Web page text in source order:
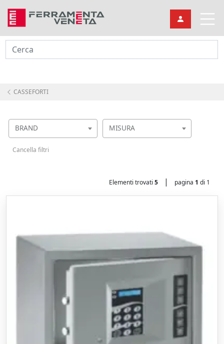
Cerca
CASSEFORTI
BRAND MISURA
Cancella filtri
Elementi trovati 5 | pagina 1 di 1